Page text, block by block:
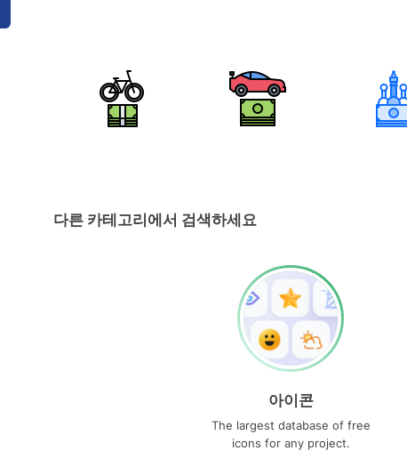
다른 카테고리에서 검색하세요
아이콘
The largest database of free
icons for any project.